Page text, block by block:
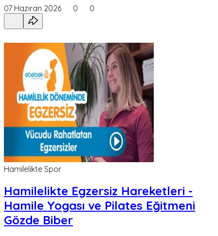
07 Haziran 2026 0 0
Hamilelikte Spor
Hamilelikte Egzersiz Hareketleri -
Hamile Yogası ve Pilates Eğitmeni
Gözde Biber